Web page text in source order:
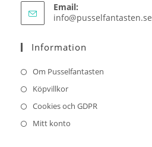
Email:
info@pusselfantasten.se
Information
Om Pusselfantasten
Köpvillkor
Cookies och GDPR
Mitt konto